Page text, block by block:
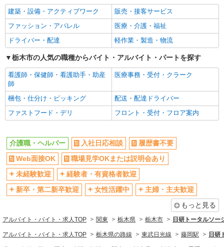
派遣社員
株式会社kotrio /●UT-H-1876080
デイサービスSTAFF｜面接なし！履歴書不
要！未経験＆無資格OK◎
時給1500円〜2125円 ＜日払い有/週払い有/交
通費全支給(ガソリン代含む)＞
キープ 詳細を見る
株式会社kotrio /●UT-H-2066944
栃木市＊グループホームSTAFF＊経験不問◎
日収1.2万円も可
時給1500円〜2125円 ＜日払い有/週払い有/交
通費全支給(ガソリン代含む)＞
栃木市 ★面接なし
キープ 詳細を見る
派遣社員
入社日応相談
履歴書不要
Web面接OK
職場見学OKまたは説明会あり
未経験歓迎
経験者・有資格者歓迎
新卒・第二新卒歓迎
女性活躍中
主婦・主夫歓迎
フリーター歓迎
学歴不問
ブランクOK
ミドル（40代～）活躍中
エルダー（50代～）活躍中
シニア（60代～）活躍中
昇給あり
週払い
週2～3日勤務OK
時間や曜日が選べる・シフト自由
深夜
禁煙・分煙
残業ほぼなし
転勤なし
登録制
交通費支給
社会保険あり
資格取得支援制度あり
同じ職種から求人を探す
建築・設備・アクティブワーク
販売・接客サービス
ファッション・アパレル
医療・介護・福祉
ドライバー・配達
軽作業・製造・物流
栃木市の人気の職種からバイト・アルバイト・パートを探す
看護師・保健師・看護助手・助産
師
医療事務・受付・クラーク
梱包・仕分け・ピッキング
配送・配達ドライバー
ファストフード・デリ
フロント・受付・フロア案内
介護職・ヘルパー 入社日応相談
履歴書不要
Web面接OK
職場見学OKまたは説明会あり
未経験歓迎
経験者・有資格者歓迎
新卒・第二新卒歓迎
女性活躍中
主婦・主夫歓迎
もっと見る
アルバイト・バイト・求人TOP 関東 栃木県 栃木市 日研トータルソ
アルバイト・バイト・求人TOP 栃木県の路線 東武日光線 藤岡駅 日研